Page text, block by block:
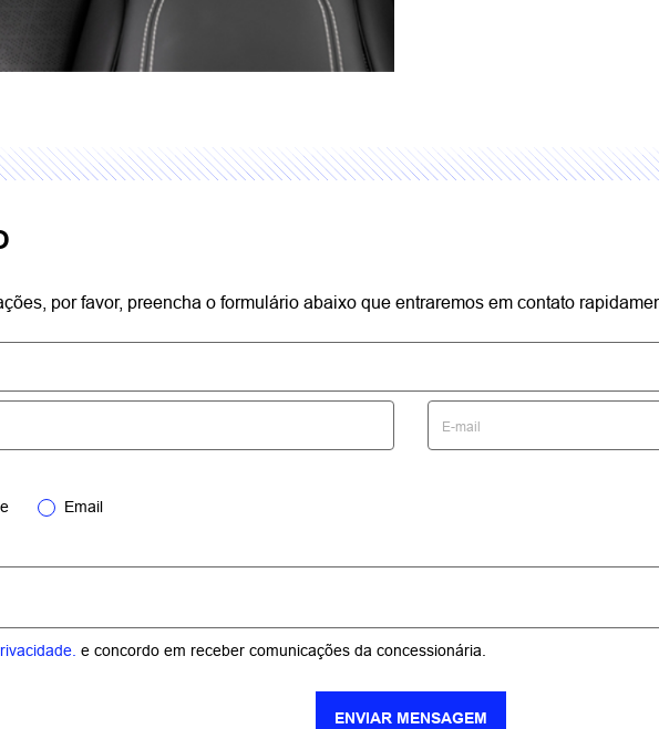
por favor, preencha o formulário abaixo que entraremos em contato
Email
e concordo em receber comunicações da concessionária.
ENVIAR MENSAGEM